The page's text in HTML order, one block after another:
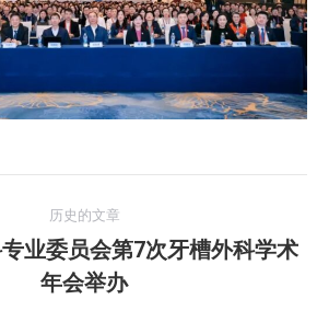
历史的文章
历
史
业委员会第7次牙槽外科学术
年会举办